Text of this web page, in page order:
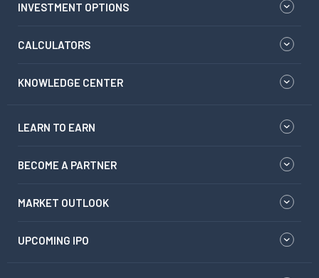
INVESTMENT OPTIONS
CALCULATORS
KNOWLEDGE CENTER
LEARN TO EARN
BECOME A PARTNER
MARKET OUTLOOK
UPCOMING IPO